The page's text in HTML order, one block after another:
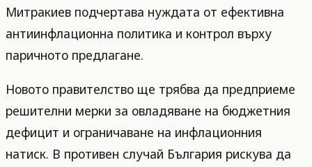
Митракиев подчертава нуждата от ефективна
антиинфлационна политика и контрол върху
паричното предлагане.
Новото правителство ще трябва да предприеме
решителни мерки за овладяване на бюджетния
дефицит и ограничаване на инфлационния
натиск. В противен случай България рискува да